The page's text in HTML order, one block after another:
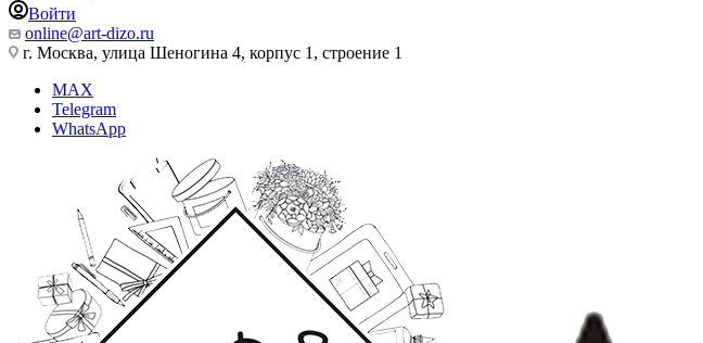
Войти
online@art-dizo.ru
г. Москва, улица Шеногина 4, корпус 1, строение 1
MAX
Telegram
WhatsApp